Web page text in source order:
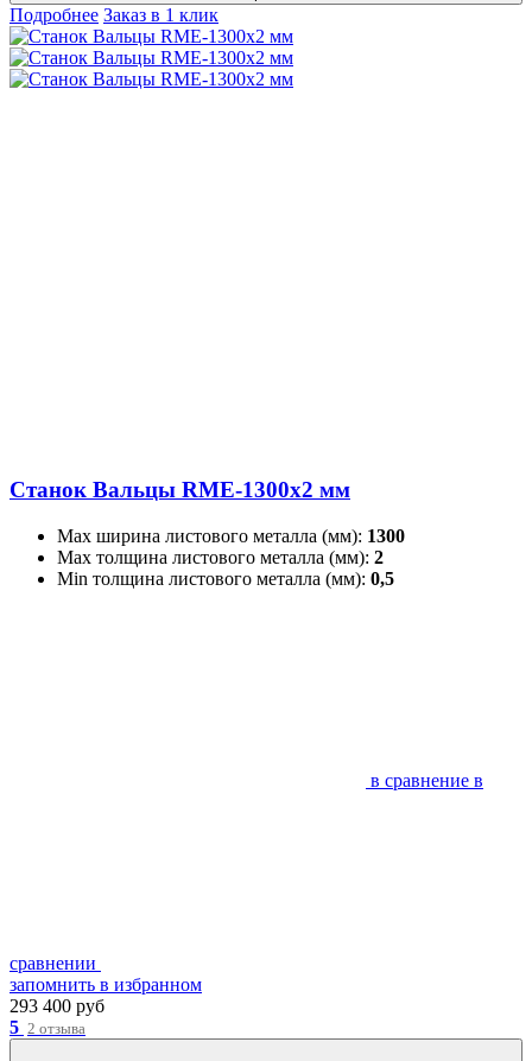
Подробнее Заказ в 1 клик
Станок Вальцы RME-1300x2 мм
Max ширина листового металла (мм): 1300
Max толщина листового металла (мм): 2
Min толщина листового металла (мм): 0,5
в сравнение в
сравнении
запомнить в избранном
293 400 руб
5 2 отзыва